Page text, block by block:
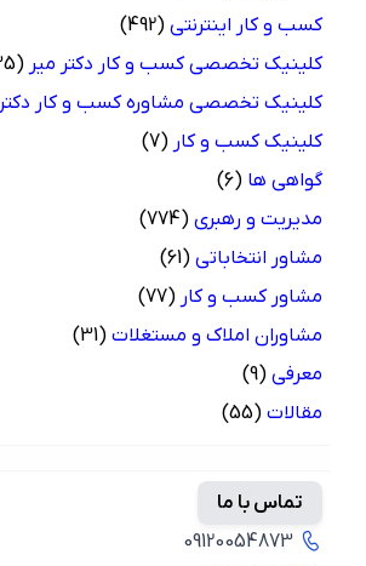
کسب و کار اینترنتی (492)
کلینیک تخصصی کسب و کار دکتر میر (735)
کلینیک تخصصی مشاوره کسب و کار دکتر میر
کلینیک کسب و کار (7)
گواهی ها (6)
مدیریت و رهبری (774)
مشاور انتخاباتی (61)
مشاور کسب و کار (77)
مشاوران املاک و مستغلات (31)
معرفی (9)
مقالات (55)
تماس با ما
09120054873